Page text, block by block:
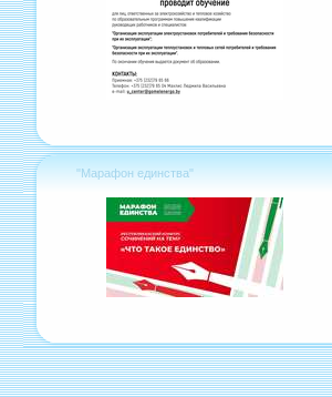
"Марафон единства"